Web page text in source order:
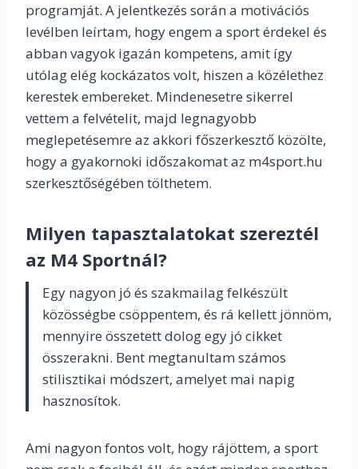
programját. A jelentkezés során a motivációs
levélben leírtam, hogy engem a sport érdekel és
abban vagyok igazán kompetens, amit így
utólag elég kockázatos volt, hiszen a közélethez
kerestek embereket. Mindenesetre sikerrel
vettem a felvételit, majd legnagyobb
meglepetésemre az akkori főszerkesztő közölte,
hogy a gyakornoki időszakomat az m4sport.hu
szerkesztőségében tölthetem.
Milyen tapasztalatokat szereztél
az M4 Sportnál?
Egy nagyon jó és szakmailag felkészült
közösségbe csöppentem, és rá kellett jönnöm,
mennyire összetett dolog egy jó cikket
összerakni. Bent megtanultam számos
stilisztikai módszert, amelyet mai napig
hasznosítok.
Ami nagyon fontos volt, hogy rájöttem, a sport